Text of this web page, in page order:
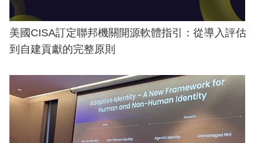
美國CISA訂定聯邦機關開源軟體指引：從導入評估
到自建貢獻的完整原則